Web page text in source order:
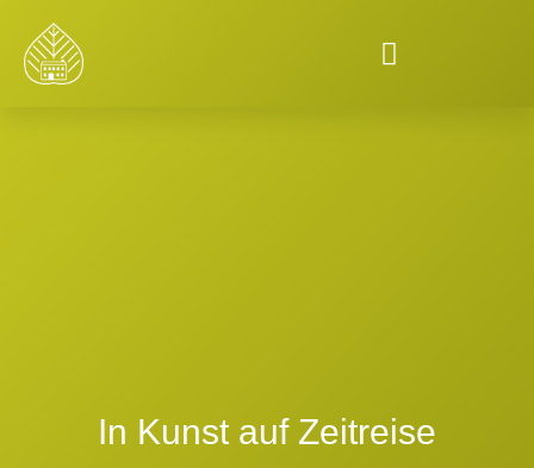
In Kunst auf Zeitreise